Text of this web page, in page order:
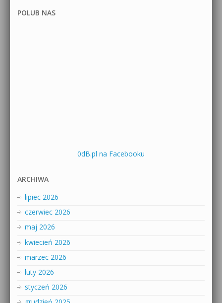
POLUB NAS
0dB.pl na Facebooku
ARCHIWA
lipiec 2026
czerwiec 2026
maj 2026
kwiecień 2026
marzec 2026
luty 2026
styczeń 2026